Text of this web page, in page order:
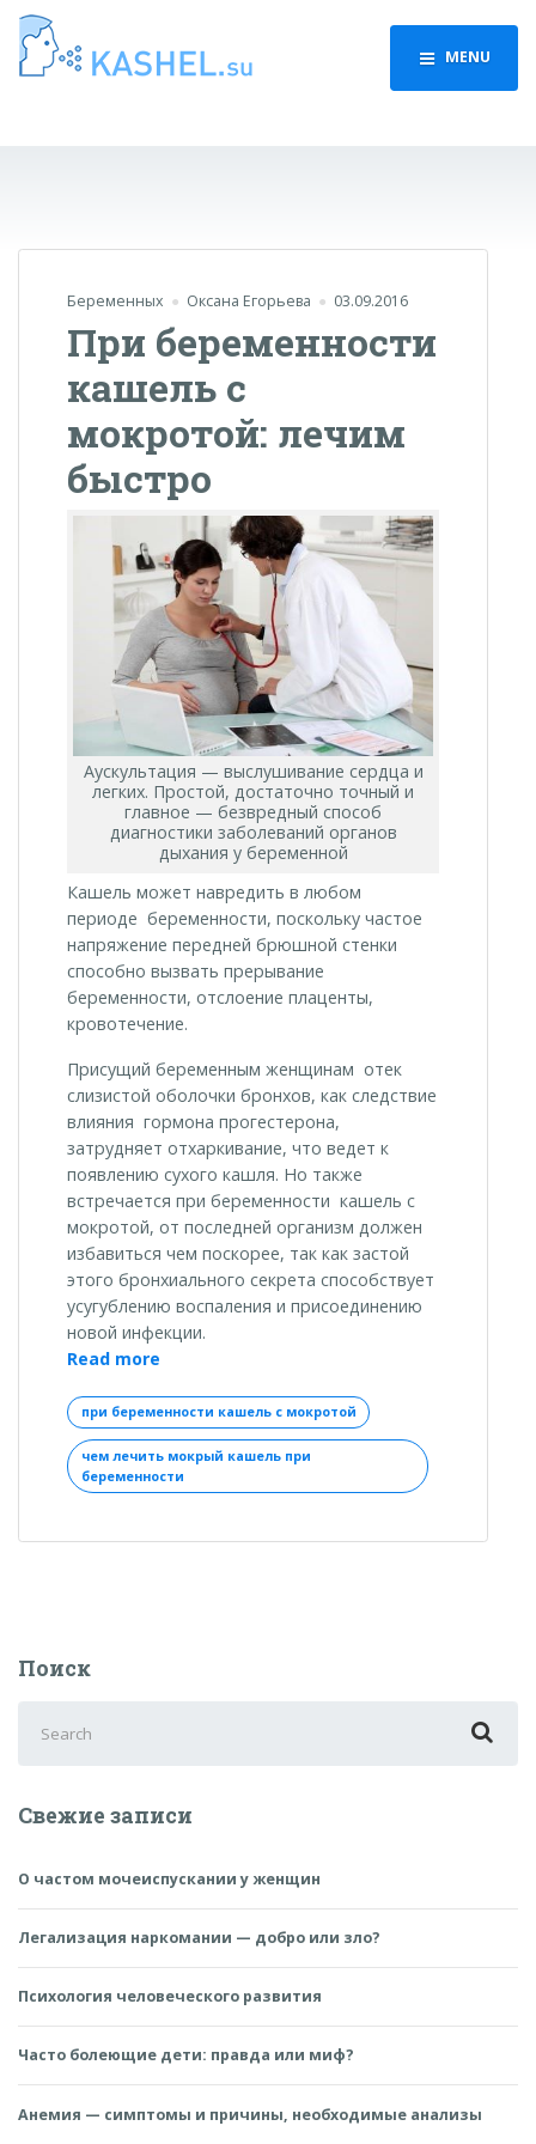
MENU
Беременных Оксана Егорьева 03.09.2016
При беременности
кашель с
мокротой: лечим
быстро
Аускультация — выслушивание сердца и
легких. Простой, достаточно точный и
главное — безвредный способ
диагностики заболеваний органов
дыхания у беременной
Кашель может навредить в любом
периоде беременности, поскольку частое
напряжение передней брюшной стенки
способно вызвать прерывание
беременности, отслоение плаценты,
кровотечение.
Присущий беременным женщинам отек
слизистой оболочки бронхов, как следствие
влияния гормона прогестерона,
затрудняет отхаркивание, что ведет к
появлению сухого кашля. Но также
встречается при беременности кашель с
мокротой, от последней организм должен
избавиться чем поскорее, так как застой
этого бронхиального секрета способствует
усугублению воспаления и присоединению
новой инфекции.
Read more
кашель
с
мокротой:
лечим
при беременности кашель с мокротой
чем лечить мокрый кашель при
беременности
Поиск
for:
Свежие записи
О частом мочеиспускании у женщин
Легализация наркомании — добро или зло?
Психология человеческого развития
Часто болеющие дети: правда или миф?
Анемия — симптомы и причины, необходимые анализы